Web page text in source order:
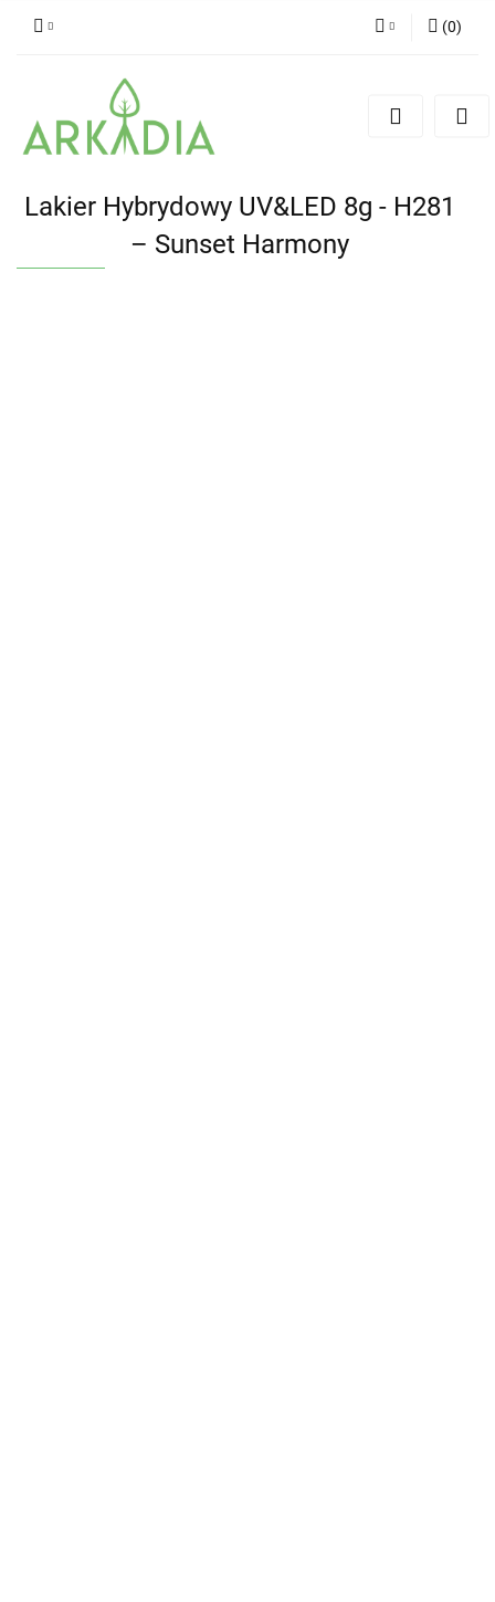
(0)
Lakier Hybrydowy UV&LED 8g - H281
– Sunset Harmony